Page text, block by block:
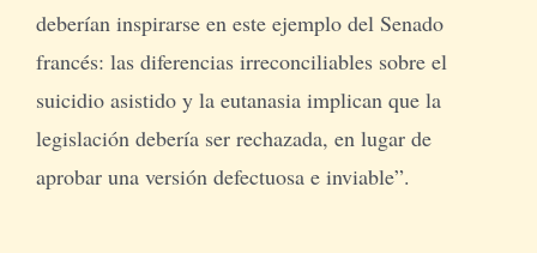
deberían inspirarse en este ejemplo del Senado
francés: las diferencias irreconciliables sobre el
suicidio asistido y la eutanasia implican que la
legislación debería ser rechazada, en lugar de
aprobar una versión defectuosa e inviable”.